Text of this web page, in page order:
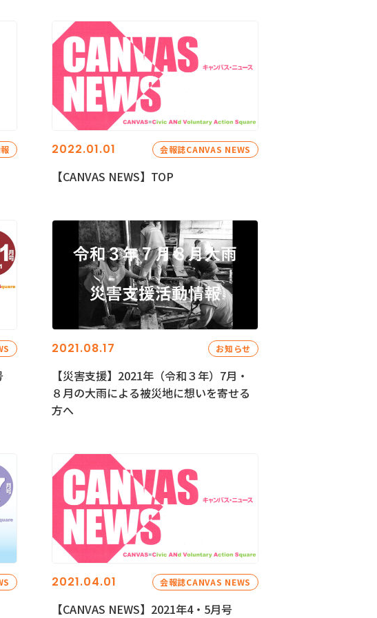
2022.01.01 会報誌CANVAS NEWS
【CANVAS NEWS】TOP
2021.08.17 お知らせ
【災害支援】2021年（令和３年）7月・
８月の大雨による被災地に想いを寄せる
方へ
2021.04.01 会報誌CANVAS NEWS
【CANVAS NEWS】2021年4・5月号